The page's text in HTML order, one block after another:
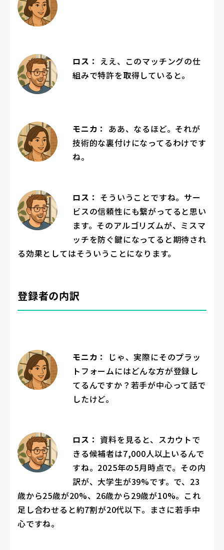
ロス： ええ、このマッチングの仕
組みで特許を取得していると。
モニカ： ああ、なるほど。それが
技術的な裏付けになってるわけです
ね。
ロス： そういうことですね。サー
ビスの信頼性にも繋がってると思い
ます。そのアルゴリズムが、ミスマ
ッチを防ぐ鍵になってると期待され
る効果としてはそういうことになります。
登録者の内訳
モニカ：
じゃ、実際にそのプラッ
トフォームにはどんな方が登録し
てるんですか？若手が中心って話で
したけど。
ロス： 資料を見ると、スカウトで
きる候補者は7,000人以上いるんで
すね。2025年の5月時点で。その内
訳が、大学生が39%です。で、23
歳から25歳が20%、26歳から29歳が10%。これ
足し合わせると約7割が20代以下。まさに若手中
心ですね。